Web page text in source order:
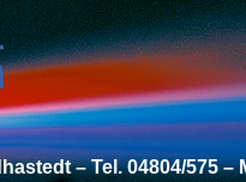
– Tel. 04804/575